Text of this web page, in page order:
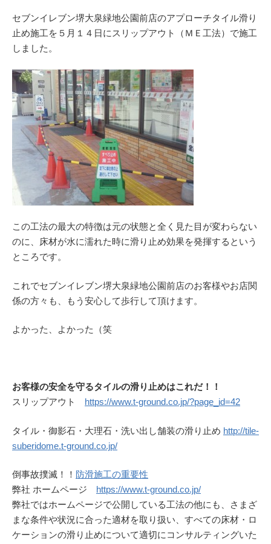
セブンイレブン堺大泉緑地公園前店のアプローチタイル滑り
止め施工を５月１４日にスリップアウト（ＭＥ工法）で施工
しました。
この工法の最大の特徴は元の状態と全く見た目が変わらない
のに、床材が水に濡れた時に滑り止め効果を発揮するという
ところです。
これでセブンイレブン堺大泉緑地公園前店のお客様やお店関
係の方々も、もう安心して歩行して頂けます。
よかった、よかった（笑
お客様の安全を守るタイルの滑り止めはこれだ！！
スリップアウト https://www.t-ground.co.jp/?page_id=42
タイル・御影石・大理石・洗い出し舗装の滑り止め http://tile-
suberidome.t-ground.co.jp/
倒事故撲滅！！ 防滑施工の重要性
弊社 ホームページ https://www.t-ground.co.jp/
弊社ではホームページで公開している工法の他にも、さまざ
まな条件や状況に合った適材を取り扱い、すべての床材・ロ
ケーションの滑り止めについて適切にコンサルティングいた